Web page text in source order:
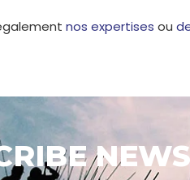
nos expertises ou